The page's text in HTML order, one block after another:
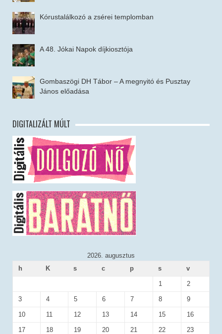
Kórustalálkozó a zsérei templomban
A 48. Jókai Napok díjkiosztója
Gombaszögi DH Tábor – A megnyitó és Pusztay
János előadása
DIGITALIZÁLT MÚLT
2026. augusztus
h
K s c p s v
1 2
3 4 5 6 7 8 9
10 11 12 13 14 15 16
17 18 19 20 21 22 23